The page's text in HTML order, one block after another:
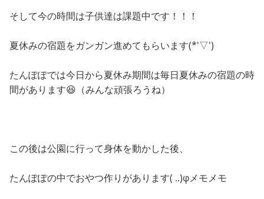
そして今の時間は子供達は課題中です！！！
夏休みの宿題をガンガン進めてもらいます(*'▽')
たんぽぽでは今日から夏休み期間は毎日夏休みの宿題の時
間があります😆（みんな頑張ろうね）
この後は公園に行って身体を動かした後、
たんぽぽの中でおやつ作りがあります( ..)φメモメモ